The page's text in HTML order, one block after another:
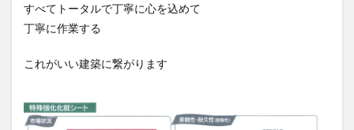
すべてトータルで丁寧に心を込めて
丁寧に作業する
これがいい建築に繋がります